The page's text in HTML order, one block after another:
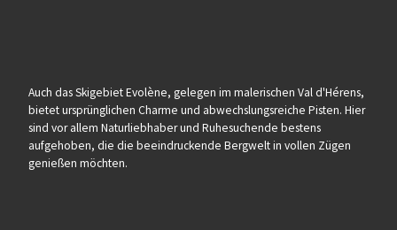
Auch das Skigebiet Evolène, gelegen im malerischen Val d'Hérens,
bietet ursprünglichen Charme und abwechslungsreiche Pisten. Hier
sind vor allem Naturliebhaber und Ruhesuchende bestens
aufgehoben, die die beeindruckende Bergwelt in vollen Zügen
genießen möchten.